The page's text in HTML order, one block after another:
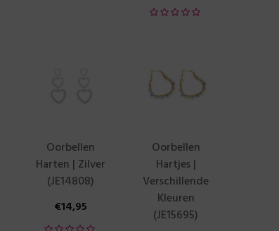
Oorbellen
Harten | Zilver
(JE14808)
€14,95
Oorbellen
Hartjes |
Verschillende
Kleuren
(JE15695)